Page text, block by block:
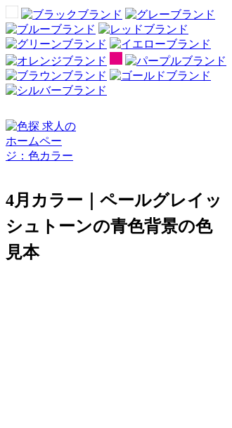
4月カラー｜ペールグレイッ
シュトーンの青色背景の色
見本